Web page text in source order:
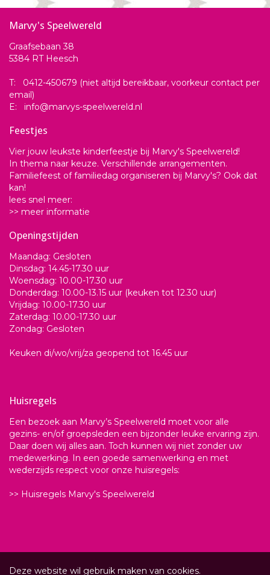
Marvy's Speelwereld
Graafsebaan 38
5384 RT Heesch
T: 0412-450679 (niet altijd bereikbaar, voorkeur contact per
email)
E: info@marvys-speelwereld.nl
Feestjes
Vier jouw leukste kinderfeestje bij Marvy's Speelwereld!
In thema naar keuze. Verschillende arrangementen.
Familiefeest of familiedag organiseren bij Marvy's? Ook dat
kan!
lees snel meer:
>> meer informatie
Openingstijden
Maandag: Gesloten
Dinsdag: 14.45-17.30 uur
Woensdag: 10.00-17.30 uur
Donderdag: 10.00-13.15 uur (keuken tot 12.30 uur)
Vrijdag: 10.00-17.30 uur
Zaterdag: 10.00-17.30 uur
Zondag: Gesloten
Keuken di/wo/vrij/za geopend tot 16.45 uur
Huisregels
Een bezoek aan Marvy’s Speelwereld moet voor alle
gezins- en/of groepsleden een bijzonder leuke ervaring zijn.
Daar doen wij alles aan. Toch kunnen wij niet zonder uw
medewerking. In een goede samenwerking en met
wederzijds respect voor onze huisregels:
>> Huisregels Marvy's Speelwereld
Deze website wil gebruik maken van cookies.